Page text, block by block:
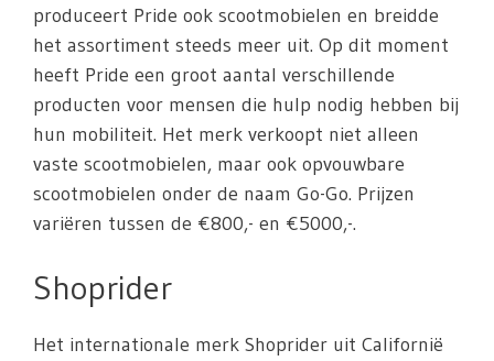
produceert Pride ook scootmobielen en breidde
het assortiment steeds meer uit. Op dit moment
heeft Pride een groot aantal verschillende
producten voor mensen die hulp nodig hebben bij
hun mobiliteit. Het merk verkoopt niet alleen
vaste scootmobielen, maar ook opvouwbare
scootmobielen onder de naam Go-Go. Prijzen
variëren tussen de €800,- en €5000,-.
Shoprider
Het internationale merk Shoprider uit Californië